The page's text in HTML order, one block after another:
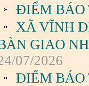
ĐIỂM BÁO
XÃ VĨNH
GIAO
07/2026
ĐIỂM BÁO